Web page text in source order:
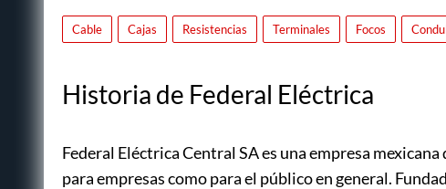
Cable Cajas Resistencias Terminales Focos
Historia de Federal Eléctrica
Federal Eléctrica Central SA es una empresa
para empresas como para el público en general.